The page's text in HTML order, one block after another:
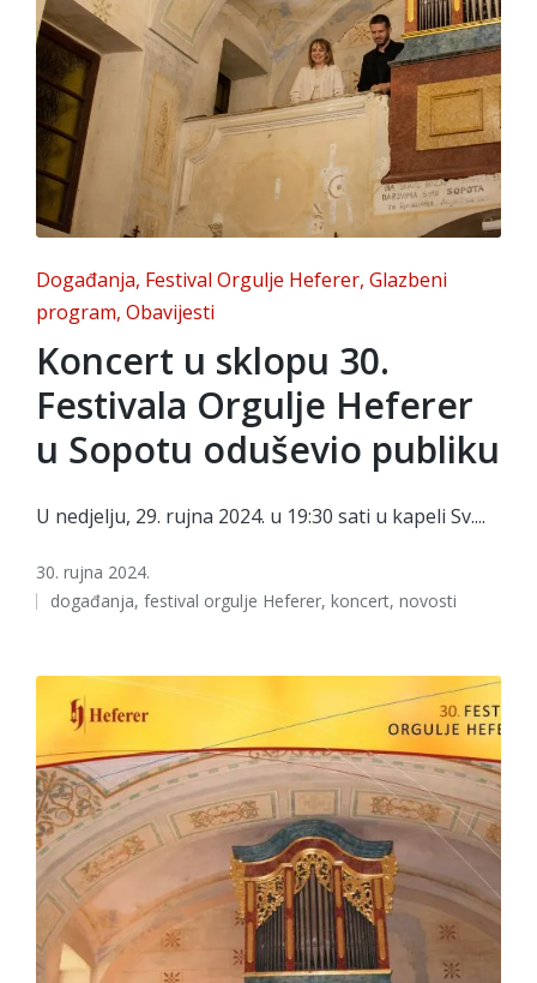
Posted
in
Događanja Festival Orgulje Heferer Glazbeni
program Obavijesti
Koncert u sklopu 30.
Festivala Orgulje Heferer
u Sopotu oduševio publiku
U nedjelju, 29. rujna 2024. u 19:30 sati u kapeli Sv....
30. rujna 2024.
Tags:
događanja, festival orgulje Heferer, koncert, novosti